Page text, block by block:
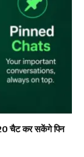
चैट कर सकेंगे पिन